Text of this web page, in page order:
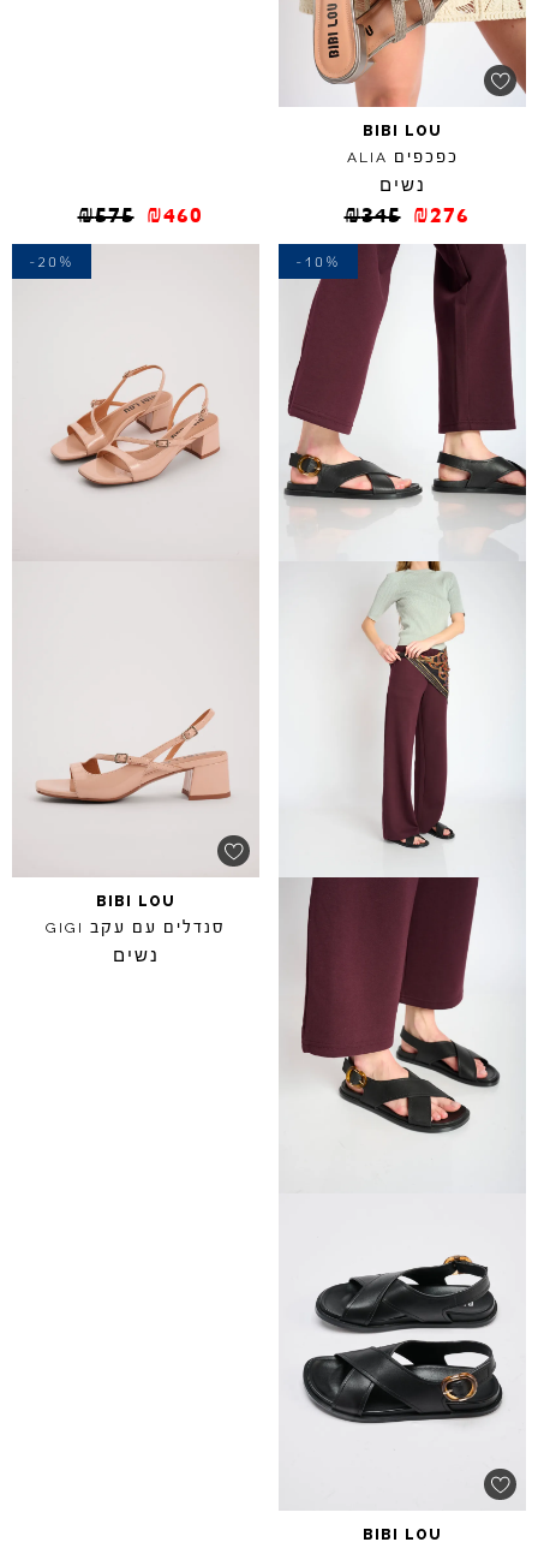
BIBI LOU
כפכפים ALIA
נשים
₪345 ₪276
₪575 ₪460
-10%
BIBI LOU
-20%
BIBI LOU
סנדלים עם עקב GIGI
נשים